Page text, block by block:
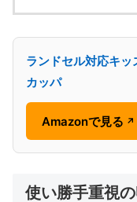
ランドセル対応キ
カッパ
Amazonで見る ↗
使い勝手重視